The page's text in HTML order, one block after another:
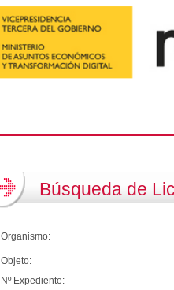
Búsqueda de
Organismo:
Objeto:
Nº Expediente: